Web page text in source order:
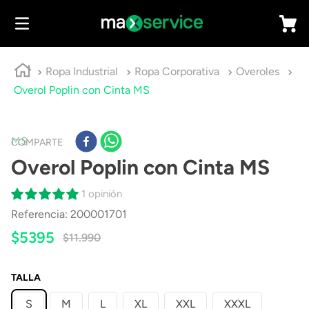
Ropa Industrial Ropa Corporativa
Overoles
Overol Poplin con Cinta MS
COMPARTE
MS
Overol Poplin con Cinta MS
1 opinión
Referencia: 200001701
$5395 $11.990
TALLA
S M L XL XXL XXXL